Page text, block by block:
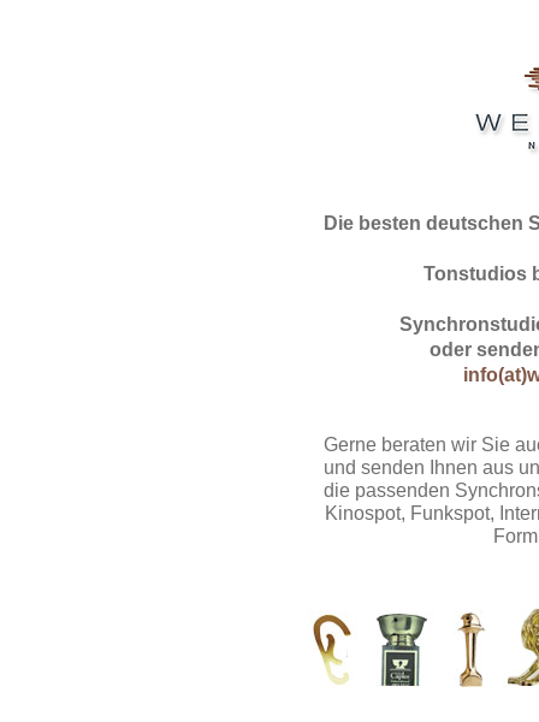
Die besten deutschen
Tonstudios
oder
Gerne beraten wir Sie
und senden Ihnen aus
die passenden
Kinospot, Funkspot,